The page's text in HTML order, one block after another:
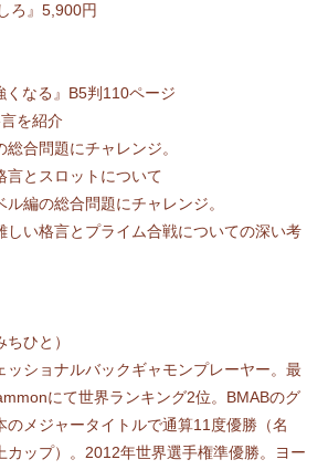
ろ』5,900円
なる』B5判110ページ
を紹介
合問題にチャレンジ。
とスロットについて
編の総合問題にチャレンジ。
しい格言とプライム合戦についての深い考
ひと）
ッショナルバックギャモンプレーヤー。最
にて世界ランキング2位。BMABのグ
のメジャータイトルで通算11度優勝（名
カップ）。2012年世界選手権準優勝。ヨー